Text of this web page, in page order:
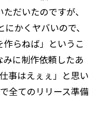
だいたのですが、
かくヤバいので、
作らねば」というこ
みに制作依頼したあ
事はえぇぇ」と思い
全てのリリース準備